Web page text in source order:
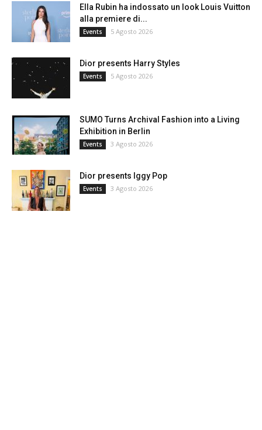
Ella Rubin ha indossato un look Louis Vuitton
alla premiere di...
Events 5 Agosto 2026
Dior presents Harry Styles
Events 5 Agosto 2026
SUMO Turns Archival Fashion into a Living
Exhibition in Berlin
Events 3 Agosto 2026
Dior presents Iggy Pop
Events 3 Agosto 2026